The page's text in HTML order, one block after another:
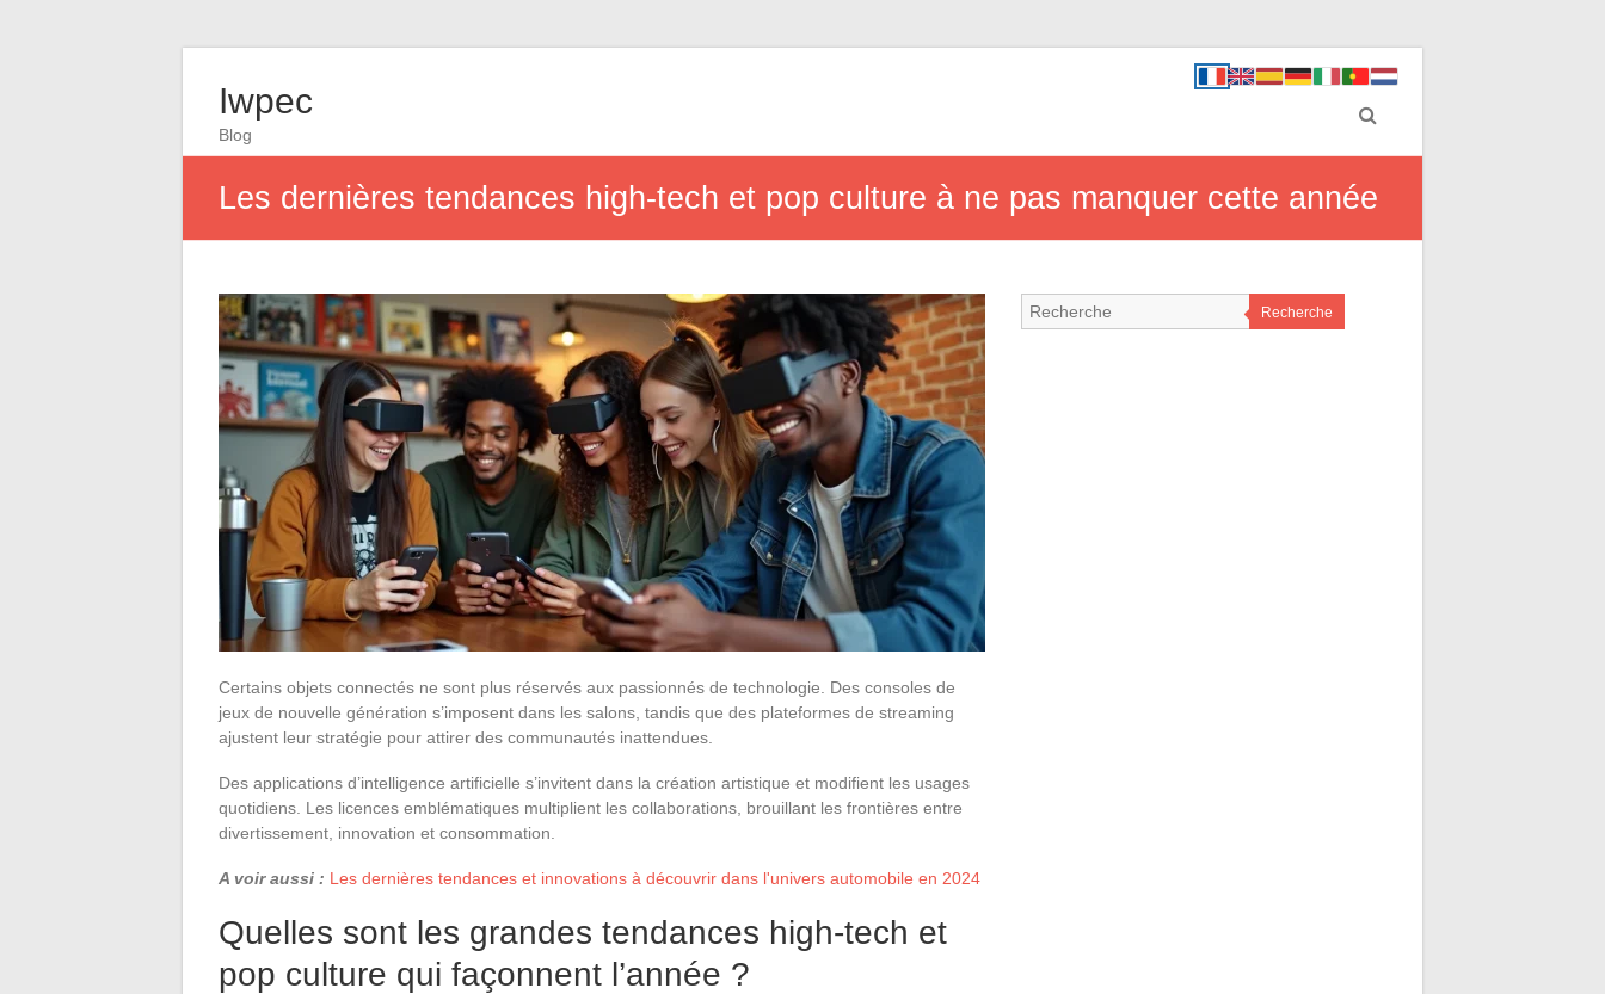
Iwpec
Blog
Les dernières tendances high-tech et pop culture à ne pas manquer cette année
Certains objets connectés ne sont plus réservés aux passionnés de technologie. Des consoles de
jeux de nouvelle génération s’imposent dans les salons, tandis que des plateformes de streaming
ajustent leur stratégie pour attirer des communautés inattendues.
Des applications d’intelligence artificielle s’invitent dans la création artistique et modifient les usages
quotidiens. Les licences emblématiques multiplient les collaborations, brouillant les frontières entre
divertissement, innovation et consommation.
A voir aussi : Les dernières tendances et innovations à découvrir dans l'univers automobile en 2024
Quelles sont les grandes tendances high-tech et
pop culture qui façonnent l’année ?
Recherche